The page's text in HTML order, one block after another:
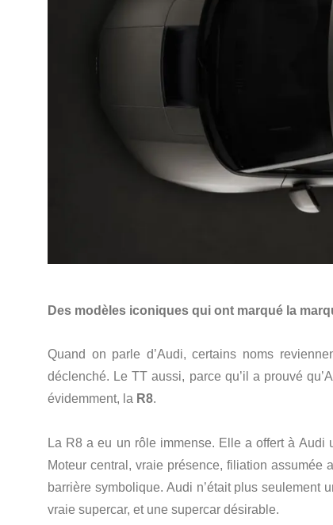
Des modèles iconiques qui ont marqué la
Quand on parle d’Audi, certains noms
déclenché. Le TT aussi, parce qu’il a prouvé
évidemment, la R8.
La R8 a eu un rôle immense. Elle a offert à
Moteur central, vraie présence, filiation
barrière symbolique. Audi n’était plus seulement
vraie supercar, et une supercar désirable.